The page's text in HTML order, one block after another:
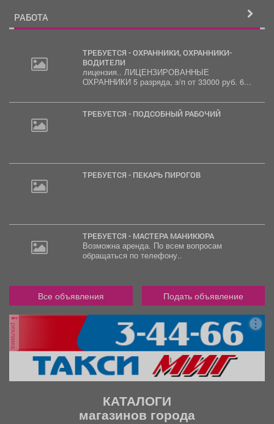
РАБОТА
ТРЕБУЕТСЯ - ОХРАННИКИ, ОХРАННИКИ-
ВОДИТЕЛИ
лицензия.. ЛИЦЕНЗИРОВАННЫЕ
ОХРАННИКИ 5 разряда, з/п от 33000 руб. 6...
ТРЕБУЕТСЯ - ПОДСОБНЫЙ РАБОЧИЙ
ТРЕБУЕТСЯ - ПЕКАРЬ ПИРОГОВ
ТРЕБУЕТСЯ - МАСТЕРА МАНИКЮРА
Возможна аренда. По всем вопросам
обращаться по телефону..
Все объявления Подать объявление
реклама
КАТАЛОГИ
магазинов города